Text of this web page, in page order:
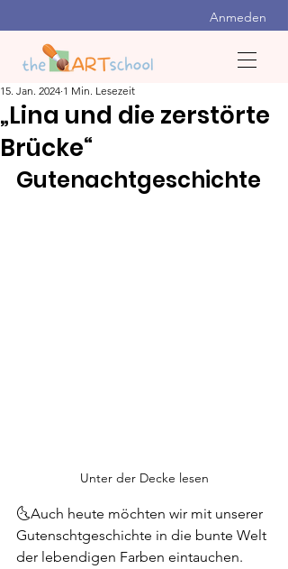
Anmeden
„Lina und die zerstörte
Brücke“
15. Jan. 2024 1 Min. Lesezeit
Gutenachtgeschichte
Unter der Decke lesen
🌜Auch heute möchten wir mit unserer
Gutenschtgeschichte in die bunte Welt
der lebendigen Farben eintauchen.